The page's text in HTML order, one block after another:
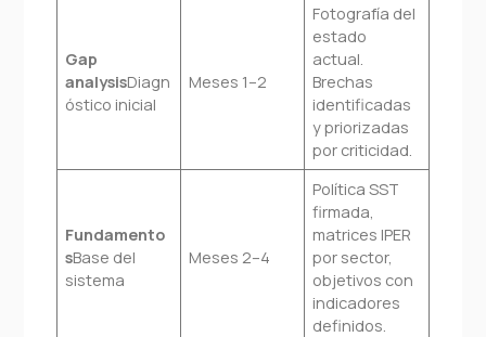
Gap
analysisDiagn
óstico inicial
Meses 1–2
Fotografía del
estado
actual.
Brechas
identificadas
y priorizadas
por criticidad.
Fundamento
sBase del
sistema
Meses 2–4
Política SST
firmada,
matrices IPER
por sector,
objetivos con
indicadores
definidos.